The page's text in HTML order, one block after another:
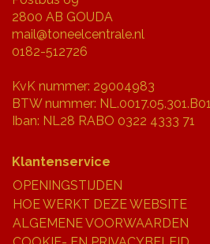
2800 AB GOUDA
mail@toneelcentrale.nl
0182-512726
KvK nummer: 29004983
BTW nummer: NL.0017.05.301.B01
Iban: NL28 RABO 0322 4333 71
Klantenservice
OPENINGSTIJDEN
HOE WERKT DEZE WEBSITE
ALGEMENE VOORWAARDEN